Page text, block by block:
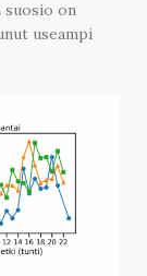
suosio on
useampi